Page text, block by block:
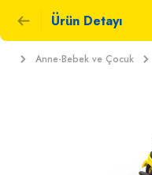
Ürün Detayı
Anne-Bebek ve Çocuk